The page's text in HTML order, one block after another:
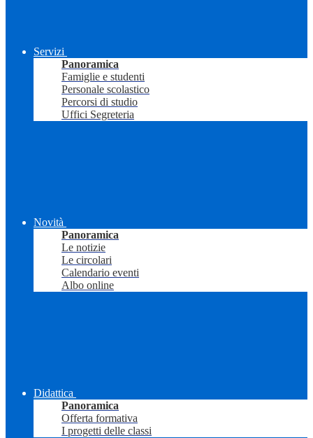
Servizi
Panoramica
Famiglie e studenti
Personale scolastico
Percorsi di studio
Uffici Segreteria
Novità
Panoramica
Le notizie
Le circolari
Calendario eventi
Albo online
Didattica
Panoramica
Offerta formativa
I progetti delle classi